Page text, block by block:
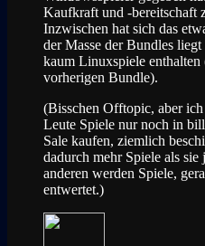
Kaufkraft und -bereitschaft
Inzwischen hat sich das
der Masse der Bundles
kaum Linuxspiele enthalten
vorherigen Bundle).
(Bisschen Offtopic, aber
Leute Spiele nur noch in
Sale kaufen, ziemlich
dadurch mehr Spiele als
anderen werden Spiele,
entwertet.)